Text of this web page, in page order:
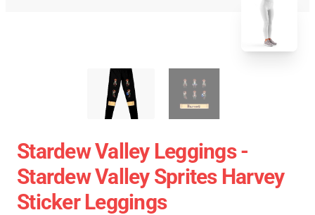
Stardew Valley Leggings -
Stardew Valley Sprites Harvey
Sticker Leggings